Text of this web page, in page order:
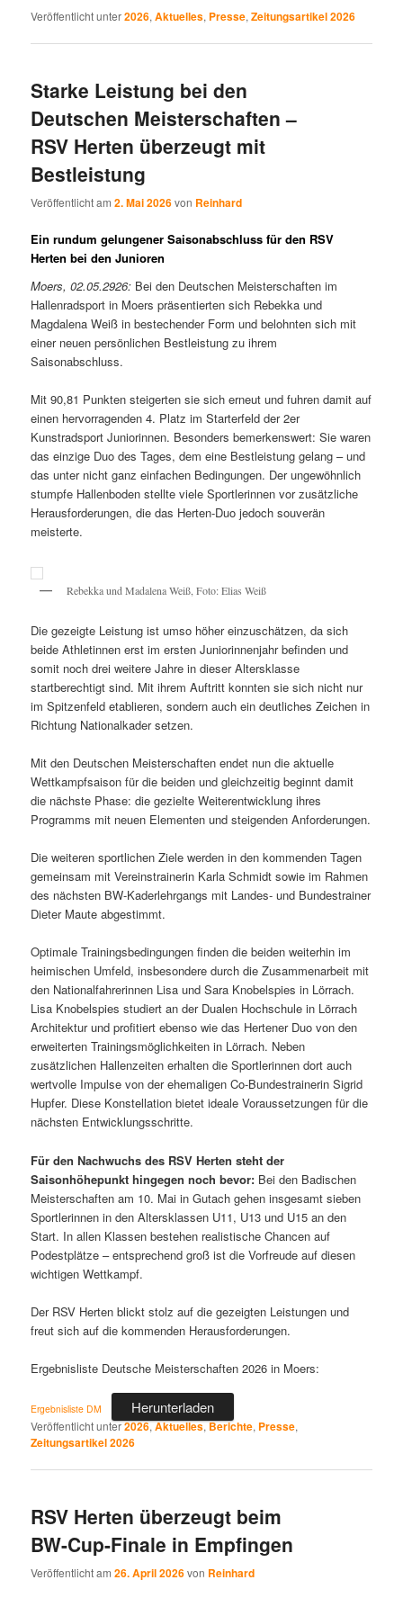
Veröffentlicht unter2026,Aktuelles, Presse,Zeitungsartikel 2026
Starke Leistung bei den
Deutschen Meisterschaften –
RSV Herten überzeugt mit
Bestleistung
Veröffentlicht am2. Mai 2026von Reinhard
Ein rundum gelungener Saisonabschluss für den RSV
Herten bei den Junioren
Moers, 02.05.2926: Bei den Deutschen Meisterschaften im
Hallenradsport in Moers präsentierten sich Rebekka und
Magdalena Weiß in bestechender Form und belohnten sich mit
einer neuen persönlichen Bestleistung zu ihrem
Saisonabschluss.
Mit 90,81 Punkten steigerten sie sich erneut und fuhren damit auf
einen hervorragenden 4. Platz im Starterfeld der 2er
Kunstradsport Juniorinnen. Besonders bemerkenswert: Sie waren
das einzige Duo des Tages, dem eine Bestleistung gelang – und
das unter nicht ganz einfachen Bedingungen. Der ungewöhnlich
stumpfe Hallenboden stellte viele Sportlerinnen vor zusätzliche
Herausforderungen, die das Herten-Duo jedoch souverän
meisterte.
Rebekka und Madalena Weiß, Foto: Elias Weiß
Die gezeigte Leistung ist umso höher einzuschätzen, da sich
beide Athletinnen erst im ersten Juniorinnenjahr befinden und
somit noch drei weitere Jahre in dieser Altersklasse
startberechtigt sind. Mit ihrem Auftritt konnten sie sich nicht nur
im Spitzenfeld etablieren, sondern auch ein deutliches Zeichen in
Richtung Nationalkader setzen.
Mit den Deutschen Meisterschaften endet nun die aktuelle
Wettkampfsaison für die beiden und gleichzeitig beginnt damit
die nächste Phase: die gezielte Weiterentwicklung ihres
Programms mit neuen Elementen und steigenden Anforderungen.
Die weiteren sportlichen Ziele werden in den kommenden Tagen
gemeinsam mit Vereinstrainerin Karla Schmidt sowie im Rahmen
des nächsten BW-Kaderlehrgangs mit Landes- und Bundestrainer
Dieter Maute abgestimmt.
Optimale Trainingsbedingungen finden die beiden weiterhin im
heimischen Umfeld, insbesondere durch die Zusammenarbeit mit
den Nationalfahrerinnen Lisa und Sara Knobelspies in Lörrach.
Lisa Knobelspies studiert an der Dualen Hochschule in Lörrach
Architektur und profitiert ebenso wie das Hertener Duo von den
erweiterten Trainingsmöglichkeiten in Lörrach. Neben
zusätzlichen Hallenzeiten erhalten die Sportlerinnen dort auch
wertvolle Impulse von der ehemaligen Co-Bundestrainerin Sigrid
Hupfer. Diese Konstellation bietet ideale Voraussetzungen für die
nächsten Entwicklungsschritte.
Für den Nachwuchs des RSV Herten steht der
Saisonhöhepunkt hingegen noch bevor: Bei den Badischen
Meisterschaften am 10. Mai in Gutach gehen insgesamt sieben
Sportlerinnen in den Altersklassen U11, U13 und U15 an den
Start. In allen Klassen bestehen realistische Chancen auf
Podestplätze – entsprechend groß ist die Vorfreude auf diesen
wichtigen Wettkampf.
Der RSV Herten blickt stolz auf die gezeigten Leistungen und
freut sich auf die kommenden Herausforderungen.
Ergebnisliste Deutsche Meisterschaften 2026 in Moers:
Ergebnisliste DM Herunterladen
Veröffentlicht unter2026,Aktuelles,Berichte, Presse,
Zeitungsartikel 2026
RSV Herten überzeugt beim
BW-Cup-Finale in Empfingen
Veröffentlicht am26. April 2026von Reinhard